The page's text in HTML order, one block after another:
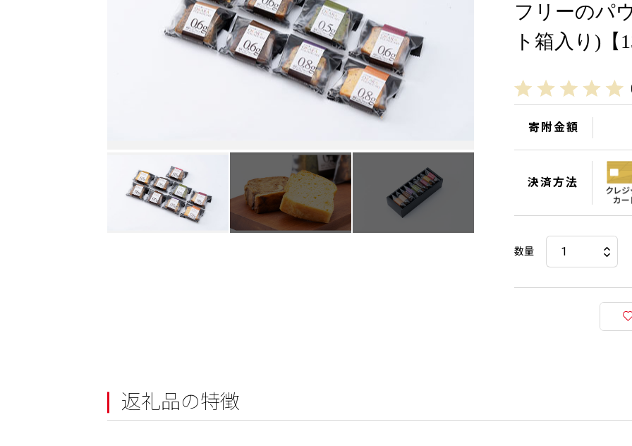
フリーのパ
ト箱入り)【
寄附金額
決済方法
数量
返礼品の特徴